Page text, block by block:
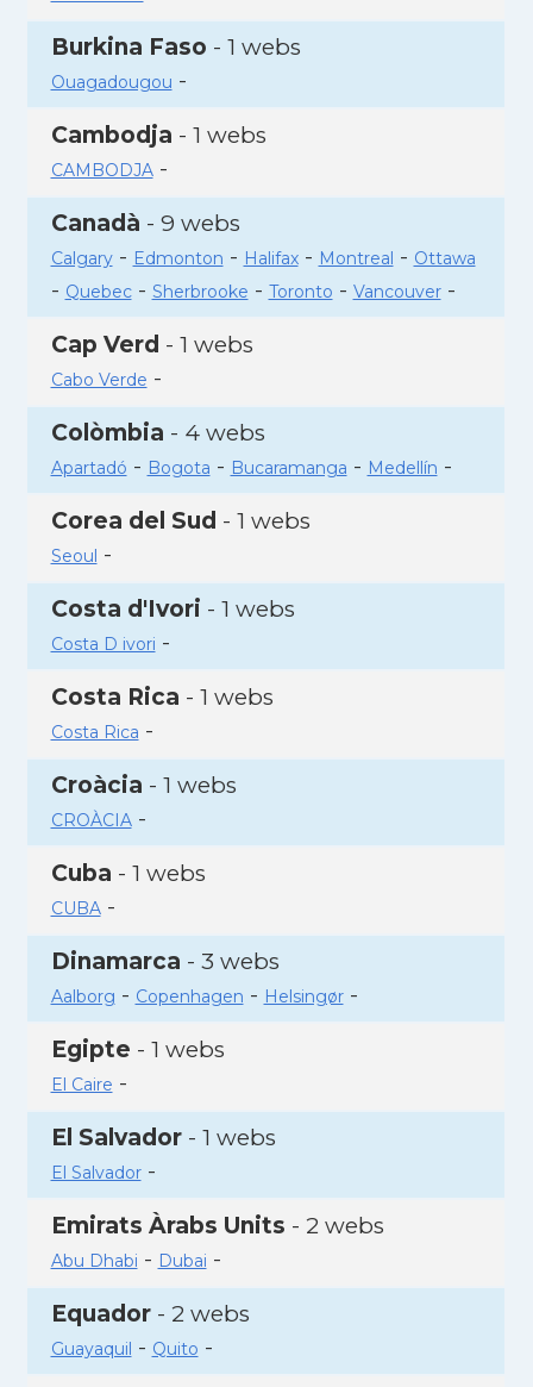
Burkina Faso - 1 webs
Ouagadougou -
Cambodja - 1 webs
CAMBODJA-
Canadà - 9 webs
Calgary- Edmonton - Halifax- Montreal - Ottawa
- Quebec- Sherbrooke - Toronto - Vancouver-
Cap Verd - 1 webs
Cabo Verde -
Colòmbia - 4 webs
Apartadó - Bogota - Bucaramanga - Medellín -
Corea del Sud - 1 webs
Seoul -
Costa d'Ivori - 1 webs
Costa D ivori -
Costa Rica - 1 webs
Costa Rica -
Croàcia - 1 webs
CROÀCIA-
Cuba - 1 webs
CUBA-
Dinamarca - 3 webs
Aalborg - Copenhagen - Helsingør-
Egipte - 1 webs
El Caire -
El Salvador- 1 webs
El Salvador-
Emirats Àrabs Units - 2 webs
Abu Dhabi - Dubai -
Equador- 2 webs
Guayaquil - Quito -